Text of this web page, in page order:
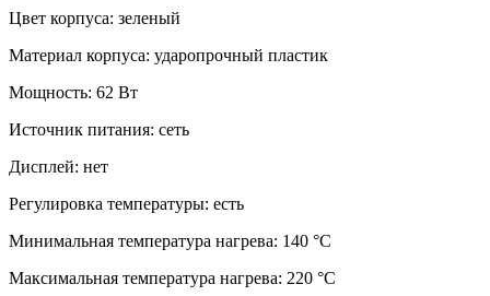
Цвет корпуса: зеленый
Материал корпуса: ударопрочный пластик
Мощность: 62 Вт
Источник питания: сеть
Дисплей: нет
Регулировка температуры: есть
Минимальная температура нагрева: 140 °C
Максимальная температура нагрева: 220 °C